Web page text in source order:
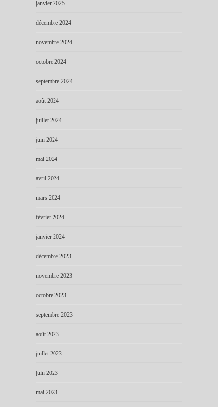
janvier 2025
décembre 2024
novembre 2024
octobre 2024
septembre 2024
août 2024
juillet 2024
juin 2024
mai 2024
avril 2024
mars 2024
février 2024
janvier 2024
décembre 2023
novembre 2023
octobre 2023
septembre 2023
août 2023
juillet 2023
juin 2023
mai 2023